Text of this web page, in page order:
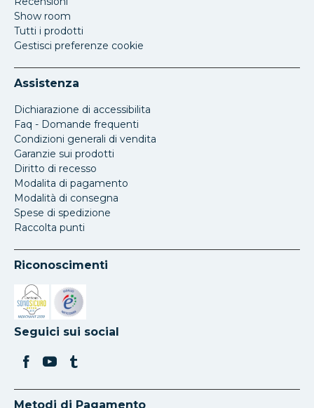
Show room
Tutti i prodotti
Gestisci preferenze cookie
Assistenza
Dichiarazione di accessibilita
Faq - Domande frequenti
Condizioni generali di vendita
Garanzie sui prodotti
Diritto di recesso
Modalita di pagamento
Modalità di consegna
Spese di spedizione
Raccolta punti
Riconoscimenti
Si apre in una nuova scheda
Si apre in una nuova scheda
Seguici sui social
Metodi di Pagamento